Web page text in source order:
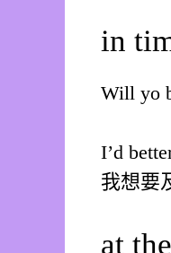
in
Will yo
I’d
我想要
at